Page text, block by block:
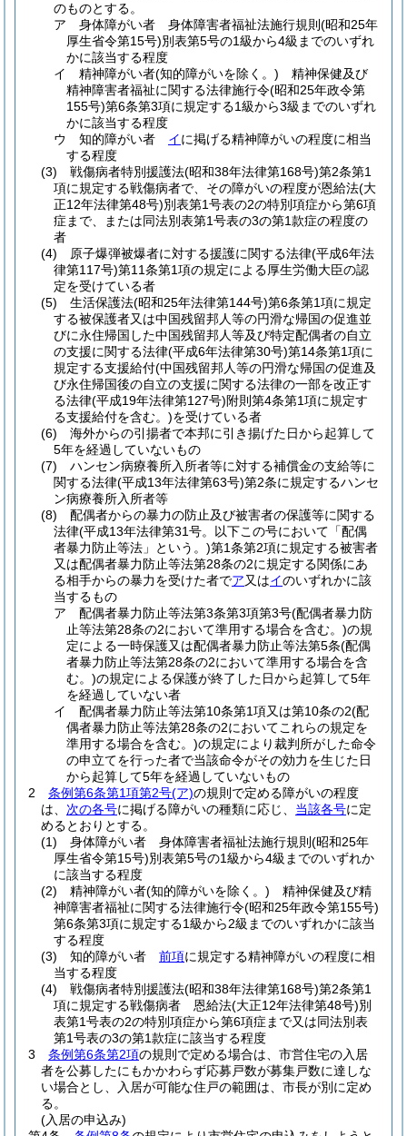
のものとする。
ア
身体障がい者 身体障害者福祉法施行規則 (昭和25年
厚生省令第15号)別表第5号の1級から4級までのいずれ
かに該当する程度
イ
精神障がい者(知的障がいを除く。) 精神保健及び
精神障害者福祉に関する法律施行令(昭和25年政令第
155号)第6条第3項に規定する1級から3級までのいずれ
かに該当する程度
ウ
知的障がい者 イに掲げる精神障がいの程度に相当
する程度
(3)
戦傷病者特別援護法(昭和38年法律第168号)第2条第1
項に規定する戦傷病者で、その障がいの程度が恩給法(大
正12年法律第48号)別表第1号表の2の特別項症から第6項
症まで、または同法別表第1号表の3の第1款症の程度の
者
(4)
原子爆弾被爆者に対する援護に関する法律(平成6年法
律第117号)第11条第1項の規定による厚生労働大臣の認
定を受けている者
(5)
生活保護法(昭和25年法律第144号)第6条第1項に規定
する被保護者又は中国残留邦人等の円滑な帰国の促進並
びに永住帰国した中国残留邦人等及び特定配偶者の自立
の支援に関する法律(平成6年法律第30号)第14条第1項に
規定する支援給付(中国残留邦人等の円滑な帰国の促進及
び永住帰国後の自立の支援に関する法律の一部を改正す
る法律(平成19年法律第127号)附則第4条第1項に規定す
る支援給付を含む。)を受けている者
(6)
海外からの引揚者で本邦に引き揚げた日から起算して
5年を経過していないもの
(7)
ハンセン病療養所入所者等に対する補償金の支給等に
関する法律(平成13年法律第63号)第2条に規定するハンセ
ン病療養所入所者等
(8)
配偶者からの暴力の防止及び被害者の保護等に関する
法律(平成13年法律第31号。以下この号において「配偶
者暴力防止等法」という。)第1条第2項に規定する被害者
又は配偶者暴力防止等法第28条の2に規定する関係にあ
る相手からの暴力を受けた者でア又はイのいずれかに該
当するもの
ア
配偶者暴力防止等法第3条第3項第3号(配偶者暴力防
止等法第28条の2において準用する場合を含む。)の規
定による一時保護又は配偶者暴力防止等法第5条(配偶
者暴力防止等法第28条の2において準用する場合を含
む。)の規定による保護が終了した日から起算して5年
を経過していない者
イ
配偶者暴力防止等法第10条第1項又は第10条の2(配
偶者暴力防止等法第28条の2においてこれらの規定を
準用する場合を含む。)の規定により裁判所がした命令
の申立てを行った者で当該命令がその効力を生じた日
から起算して5年を経過していないもの
2
条例第6条第1項第2号(ア)の規則で定める障がいの程度
は、 次の各号に掲げる障がいの種類に応じ、 当該各号に定
めるとおりとする。
(1)
身体障がい者 身体障害者福祉法施行規則 (昭和25年
厚生省令第15号)別表第5号の1級から4級までのいずれか
に該当する程度
(2)
精神障がい者(知的障がいを除く。) 精神保健及び精
神障害者福祉に関する法律施行令(昭和25年政令第155号)
第6条第3項に規定する1級から2級までのいずれかに該当
する程度
(3)
知的障がい者 前項に規定する精神障がいの程度に相
当する程度
(4)
戦傷病者特別援護法(昭和38年法律第168号)第2条第1
項に規定する戦傷病者 恩給法(大正12年法律第48号)別
表第1号表の2の特別項症から第6項症まで又は同法別表
第1号表の3の第1款症に該当する程度
3
条例第6条第2項の規則で定める場合は、市営住宅の入居
者を公募したにもかかわらず応募戸数が募集戸数に達しな
い場合とし、入居が可能な住戸の範囲は、市長が別に定め
る。
(入居の申込み)